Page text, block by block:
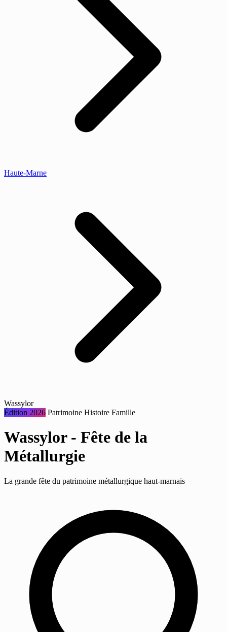
Haute-Marne
Wassylor
Édition 2026 Patrimoine Histoire Famille
Wassylor - Fête de la
Métallurgie
La grande fête du patrimoine métallurgique haut-marnais